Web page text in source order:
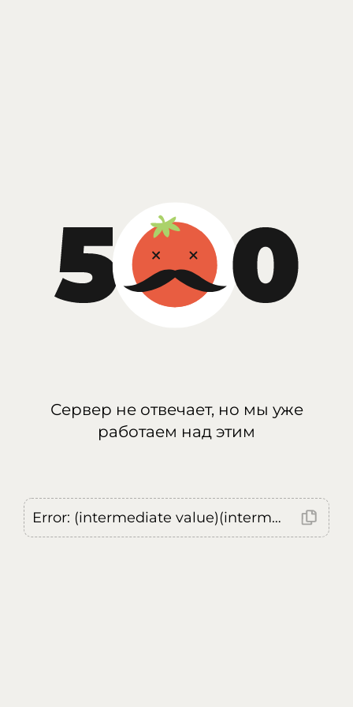
Сервер не отвечает, но мы уже
работаем над этим
Error: (intermediate value)(intermediate value)(intermediate value).replaceAll is not a function